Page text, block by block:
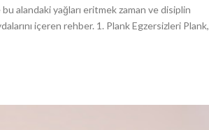
alandaki yağları eritmek zaman ve disiplin
içeren rehber. 1. Plank Egzersizleri Plank,